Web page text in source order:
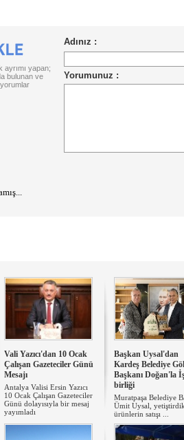
ayrımı yapan;
bulunan ve
Vali Yazıcı'dan 10 Ocak
Çalışan Gazeteciler Günü
Mesajı
Antalya Valisi Ersin Yazıcı
10 Ocak Çalışan Gazeteciler
Günü dolayısıyla bir mesaj
yayımladı
Başkan Uysal'dan
Kardeş Belediye
Başkanı Doğan'la
birliği
Muratpaşa Belediye
Ümit Uysal,
ürünlerin satışı ...